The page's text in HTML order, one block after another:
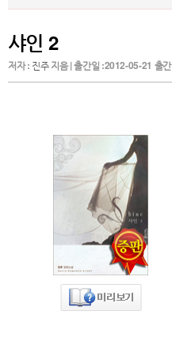
샤인 2
저자 : 진주지음 | 출간일 :2012-05-21 출간